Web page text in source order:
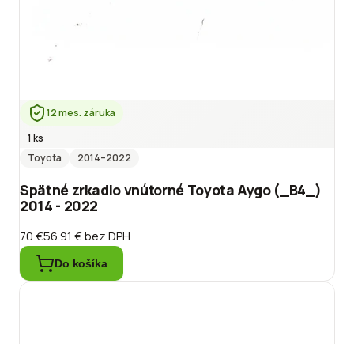
12 mes. záruka
1 ks
Toyota
2014–2022
Spätné zrkadlo vnútorné Toyota Aygo (_B4_)
2014 - 2022
70 €56.91 €bez DPH
Do košíka